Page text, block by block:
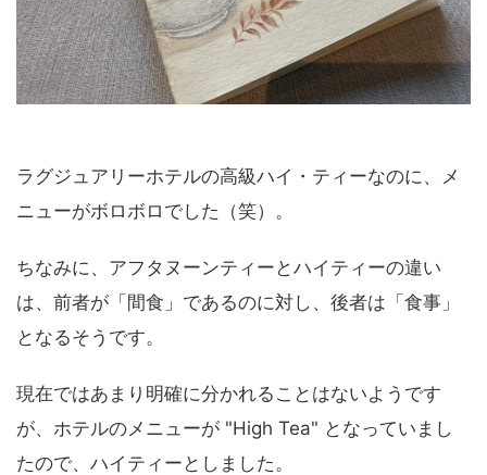
ラグジュアリーホテルの高級ハイ・ティーなのに、メ
ニューがボロボロでした（笑）。
ちなみに、アフタヌーンティーとハイティーの違い
は、前者が「間食」であるのに対し、後者は「食事」
となるそうです。
現在ではあまり明確に分かれることはないようです
が、ホテルのメニューが "High Tea" となっていまし
たので、ハイティーとしました。